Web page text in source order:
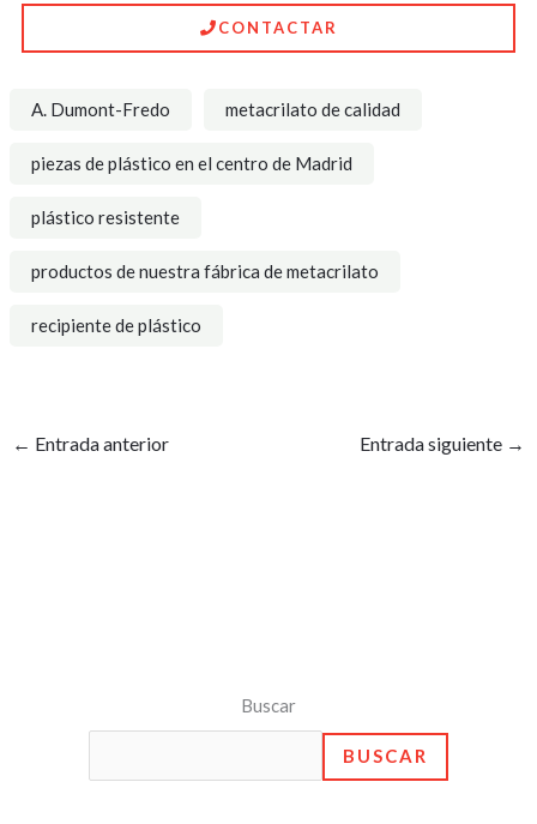
CONTACTAR
A. Dumont-Fredo metacrilato de calidad
piezas de plástico en el centro de Madrid
plástico resistente
productos de nuestra fábrica de metacrilato
recipiente de plástico
← Entrada anterior Entrada siguiente →
Buscar
BUSCAR